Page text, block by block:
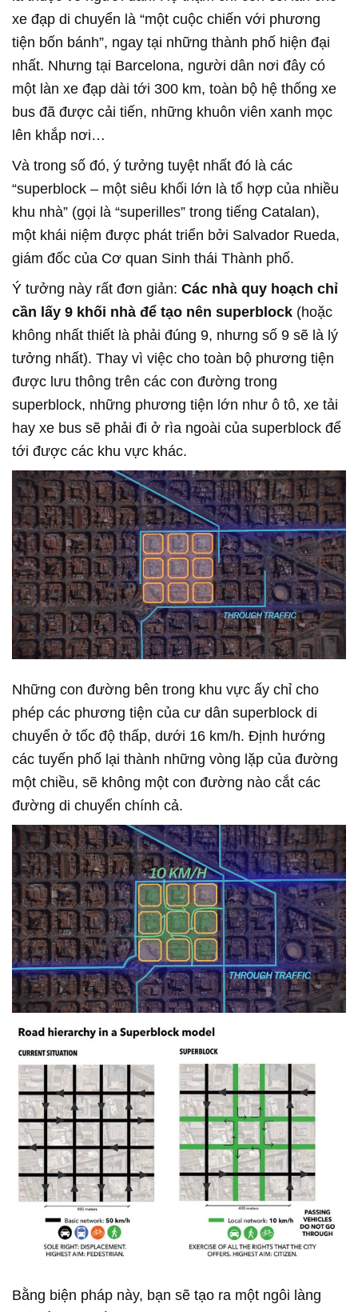
xe đạp di chuyển là “một cuộc chiến với phương
tiện bốn bánh”, ngay tại những thành phố hiện đại
nhất. Nhưng tại Barcelona, người dân nơi đây có
một làn xe đạp dài tới 300 km, toàn bộ hệ thống xe
bus đã được cải tiến, những khuôn viên xanh mọc
lên khắp nơi…
Và trong số đó, ý tưởng tuyệt nhất đó là các
“superblock – một siêu khối lớn là tổ hợp của nhiều
khu nhà” (gọi là “superilles” trong tiếng Catalan),
một khái niệm được phát triển bởi Salvador Rueda,
giám đốc của Cơ quan Sinh thái Thành phố.
Ý tưởng này rất đơn giản: Các nhà quy hoạch chỉ
cần lấy 9 khối nhà để tạo nên superblock (hoặc
không nhất thiết là phải đúng 9, nhưng số 9 sẽ là lý
tưởng nhất). Thay vì việc cho toàn bộ phương tiện
được lưu thông trên các con đường trong
superblock, những phương tiện lớn như ô tô, xe tải
hay xe bus sẽ phải đi ở rìa ngoài của superblock để
tới được các khu vực khác.
Những con đường bên trong khu vực ấy chỉ cho
phép các phương tiện của cư dân superblock di
chuyển ở tốc độ thấp, dưới 16 km/h. Định hướng
các tuyến phố lại thành những vòng lặp của đường
một chiều, sẽ không một con đường nào cắt các
đường di chuyển chính cả.
Bằng biện pháp này, bạn sẽ tạo ra một ngôi làng